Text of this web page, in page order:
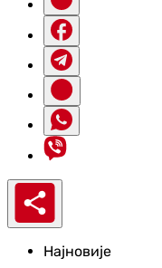
Најновије